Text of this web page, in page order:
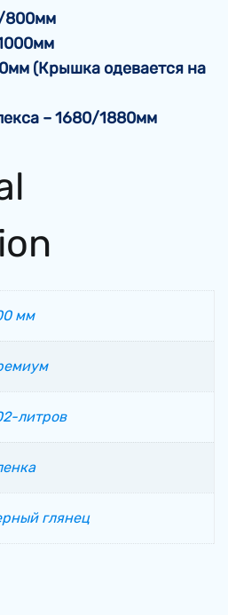
800мм
(Крышка одевается на
– 1680/1880мм
мм
литров
глянец